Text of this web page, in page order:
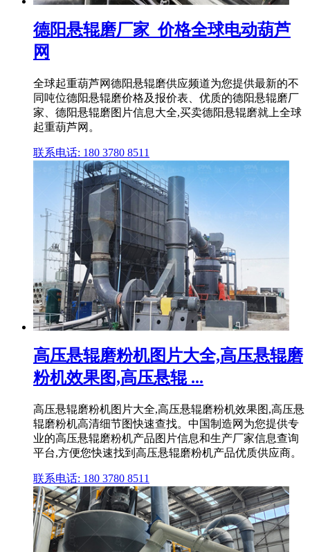
德阳悬辊磨厂家_价格全球电动葫芦
网
全球起重葫芦网德阳悬辊磨供应频道为您提供最新的不
同吨位德阳悬辊磨价格及报价表、优质的德阳悬辊磨厂
家、德阳悬辊磨图片信息大全,买卖德阳悬辊磨就上全球
起重葫芦网。
联系电话: 180 3780 8511
高压悬辊磨粉机图片大全,高压悬辊磨
粉机效果图,高压悬辊 ...
高压悬辊磨粉机图片大全,高压悬辊磨粉机效果图,高压悬
辊磨粉机高清细节图快速查找。中国制造网为您提供专
业的高压悬辊磨粉机产品图片信息和生产厂家信息查询
平台,方便您快速找到高压悬辊磨粉机产品优质供应商。
联系电话: 180 3780 8511